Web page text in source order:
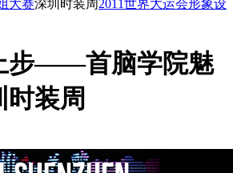
大赛深圳时装周2011世界大运会形象设
步——首脑学院魅
时装周